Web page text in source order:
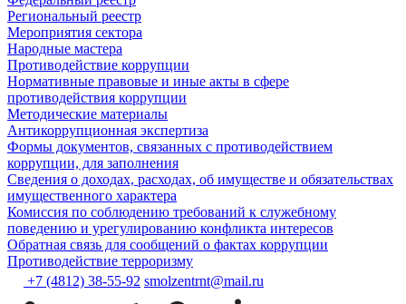
Региональный реестр
Мероприятия сектора
Народные мастера
Противодействие коррупции
Нормативные правовые и иные акты в сфере
противодействия коррупции
Методические материалы
Антикоррупционная экспертиза
Формы документов, связанных с противодействием
коррупции, для заполнения
Сведения о доходах, расходах, об имуществе и обязательствах
имущественного характера
Комиссия по соблюдению требований к служебному
поведению и урегулированию конфликта интересов
Обратная связь для сообщений о фактах коррупции
Противодействие терроризму
+7 (4812) 38-55-92 smolzentrnt@mail.ru